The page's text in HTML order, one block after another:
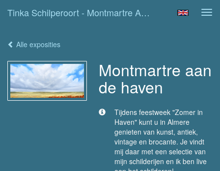
Tinka Schilperoort - Montmartre Aan De Haven
Alle exposities
Montmartre aan
de haven
Tijdens feestweek "Zomer in
Haven" kunt u in Almere
genieten van kunst, antiek,
vintage en brocante. Je vindt
mij daar met een selectie van
mijn schilderijen en ik ben live